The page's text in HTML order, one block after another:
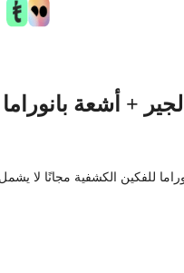
+ أشعة بانوراما
للفكين الكشفية مجانًا لا يشمل